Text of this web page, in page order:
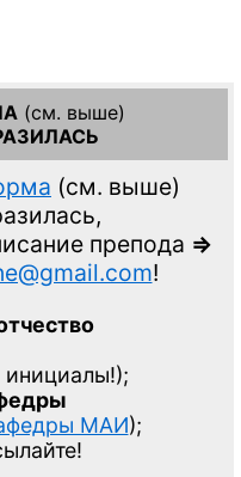
(см. выше)
(см. выше)
препода =>
!
МАИ);